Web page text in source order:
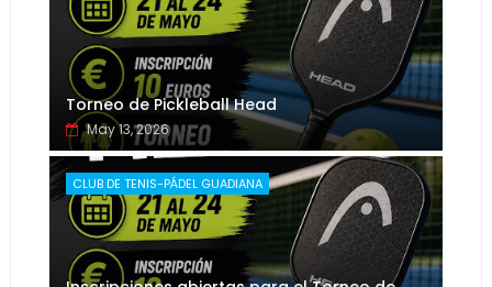
Torneo de Pickleball Head
May 13, 2026
CLUB DE TENIS-PÁDEL GUADIANA